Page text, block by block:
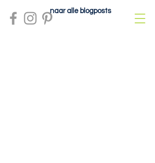
naar alle blogposts